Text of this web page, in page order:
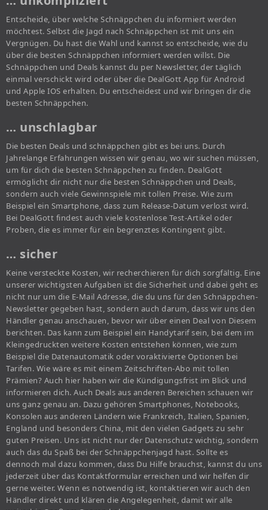
Entscheide, über welche Schnäppchen du informiert werden
möchtest. Selbst die Jagd nach Schnäppchen ist mit uns ein
Vergnügen. Du hast die Wahl und kannst so entscheide, wie du
über die besten Schnäppchen informiert werden willst. Die
Schnäppchen und Deals kannst du per Newsletter, der täglich
einmal verschickt wird oder über die DealGott App für Android
und Apple IOS erhalten. Du entscheidest und wir bringen dir die
besten Schnäppchen.
… unschlagbar
Die besten Deals und schnäppchen gibt es bei uns. Durch
Jahrelange Erfahrungen wissen wir genau, wo wir suchen müssen,
um für dich die besten Schnäppchen zu finden. DealGott
ermöglicht dir nicht nur die besten Schnäppchen und Deals,
sondern auch viele Gewinnspiele mit tollen Preise. Wie zum
Beispiel ein Smartphone, dass zum Release-Datum verlost wird.
Bei DealGott findest auch viele kostenlose Test-Artikel oder
Proben, die es immer für ein begrenztes Kontingent gibt.
… sicher
Keine versteckte Kosten, wir recherchieren für dich sorgfältig. Eine
unserer wichtigsten Aufgaben ist die Sicherheit und dabei geht es
nicht nur um die E-Mail Adresse, die du uns für den Schnäppchen-
Newsletter gegeben hast, sondern auch darum, dass wir uns den
Händler genau anschauen, bevor wir über einen Deal von Diesem
berichten. Das kann zum Beispiel ein Handytarif sein, bei dem im
Kleingedruckten weitere Kosten entstehen können, wie zum
Beispiel die Datenautomatik oder voraktivierte Optionen bei
Tarifen. Wie wäre es mit einem Zeitschriften-Abo mit tollen
Prämien? Auch hier haben wir die Kündigungsfrist im Blick und
informieren dich. Auch Deals aus anderen Bereichen schauen wir
uns ganz genau an. Dazu gehören Smartphones, Notebooks,
Konsolen aus anderen Ländern wie Frankreich, Italien, Spanien,
England und besonders China, mit den vielen Gadgets zu sehr
guten Preisen. Uns ist nicht nur der Datenschutz wichtig, sondern
auch das du Spaß bei der Schnäppchenjagd hast. Sollte es
dennoch mal dazu kommen, dass Du Hilfe brauchst, kannst du uns
jederzeit über das Kontaktformular erreichen und wir helfen dir
gerne weiter. Wenn es notwendig ist, kontaktieren wir auch den
Händler direkt und klären die Angelegenheit, damit wir alle